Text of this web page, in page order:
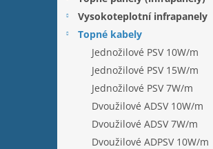
Vysokoteplotní infrapanely
Topné kabely
Jednožilové PSV 10W/m
Jednožilové PSV 15W/m
Jednožilové PSV 7W/m
Dvoužilové ADSV 10W/m
Dvoužilové ADSV 7W/m
Dvoužilové ADPSV 10W/m